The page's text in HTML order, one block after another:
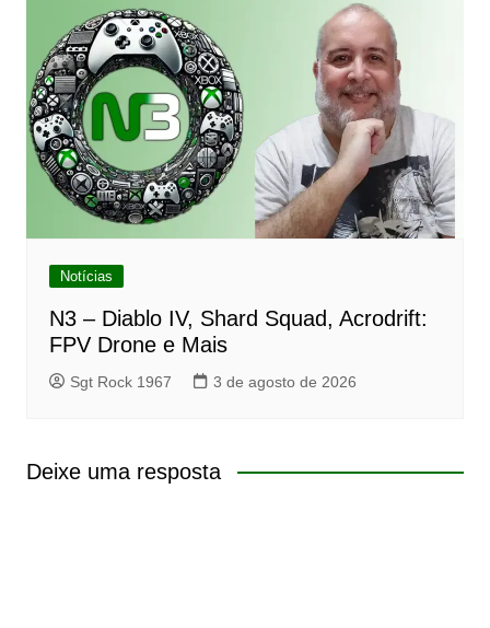
Notícias
N3 – Diablo IV, Shard Squad, Acrodrift:
FPV Drone e Mais
Sgt Rock 1967 3 de agosto de 2026
Deixe uma resposta